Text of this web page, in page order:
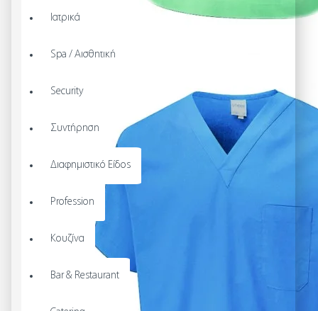
Ιατρικά
Spa / Αισθητική
Security
Συντήρηση
Διαφημιστικό Είδος
Profession
Κουζίνα
Bar & Restaurant